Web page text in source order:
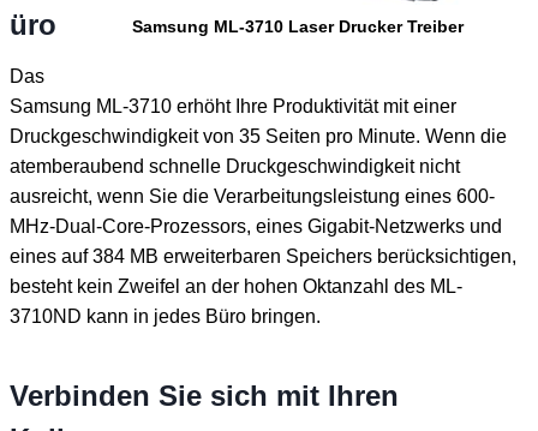
Samsung ML-3710 Laser Drucker Treiber
üro
Das
Samsung ML-3710 erhöht Ihre Produktivität mit einer
Druckgeschwindigkeit von 35 Seiten pro Minute. Wenn die
atemberaubend schnelle Druckgeschwindigkeit nicht
ausreicht, wenn Sie die Verarbeitungsleistung eines 600-
MHz-Dual-Core-Prozessors, eines Gigabit-Netzwerks und
eines auf 384 MB erweiterbaren Speichers berücksichtigen,
besteht kein Zweifel an der hohen Oktanzahl des ML-
3710ND kann in jedes Büro bringen.
Verbinden Sie sich mit Ihren